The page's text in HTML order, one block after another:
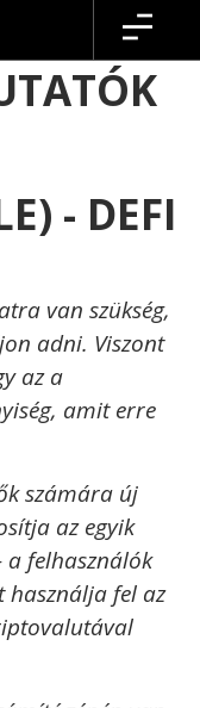
- DEFI
van szükség,
adni. Viszont
az a
amit erre
számára új
az egyik
a felhasználók
használja fel az